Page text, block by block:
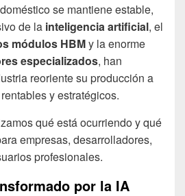
se mantiene estable,
de la inteligencia artificial, el
módulos HBMy la enorme
especializados, han
reoriente su producción a
y estratégicos.
qué está ocurriendo y qué
empresas, desarrolladores,
profesionales.
por la IA